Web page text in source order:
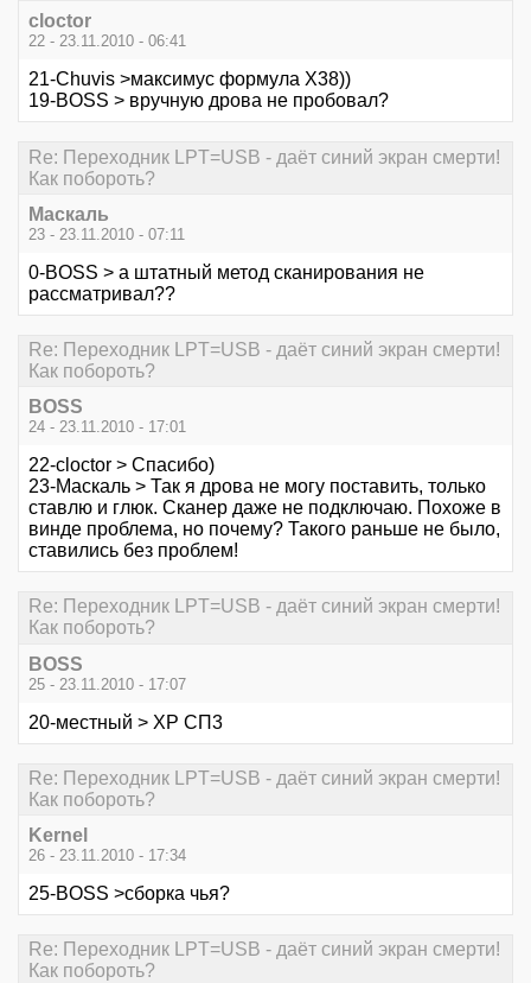
cloctor
22 - 23.11.2010 - 06:41
21-Chuvis >максимус формула Х38))
19-BOSS > вручную дрова не пробовал?
Re: Переходник LPT=USB - даёт синий экран смерти!
Как побороть?
Маскаль
23 - 23.11.2010 - 07:11
0-BOSS > а штатный метод сканирования не
рассматривал??
Re: Переходник LPT=USB - даёт синий экран смерти!
Как побороть?
BOSS
24 - 23.11.2010 - 17:01
22-cloctor > Спасибо)
23-Маскаль > Так я дрова не могу поставить, только
ставлю и глюк. Сканер даже не подключаю. Похоже в
винде проблема, но почему? Такого раньше не было,
ставились без проблем!
Re: Переходник LPT=USB - даёт синий экран смерти!
Как побороть?
BOSS
25 - 23.11.2010 - 17:07
20-местный > ХР СП3
Re: Переходник LPT=USB - даёт синий экран смерти!
Как побороть?
Kernel
26 - 23.11.2010 - 17:34
25-BOSS >сборка чья?
Re: Переходник LPT=USB - даёт синий экран смерти!
Как побороть?